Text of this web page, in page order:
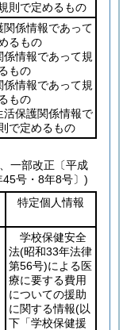
則で定めるもの
係情報であって
るもの
情報であって規
もの
情報であって規
もの
保護関係情報で
で定めるもの
一部改正〔平成
号・8年8号〕)
特定個人情報
学校保健安全
法(昭和33年法律
第56号)による医
療に要する費用
についての援助
に関する情報(以
下「学校保健援